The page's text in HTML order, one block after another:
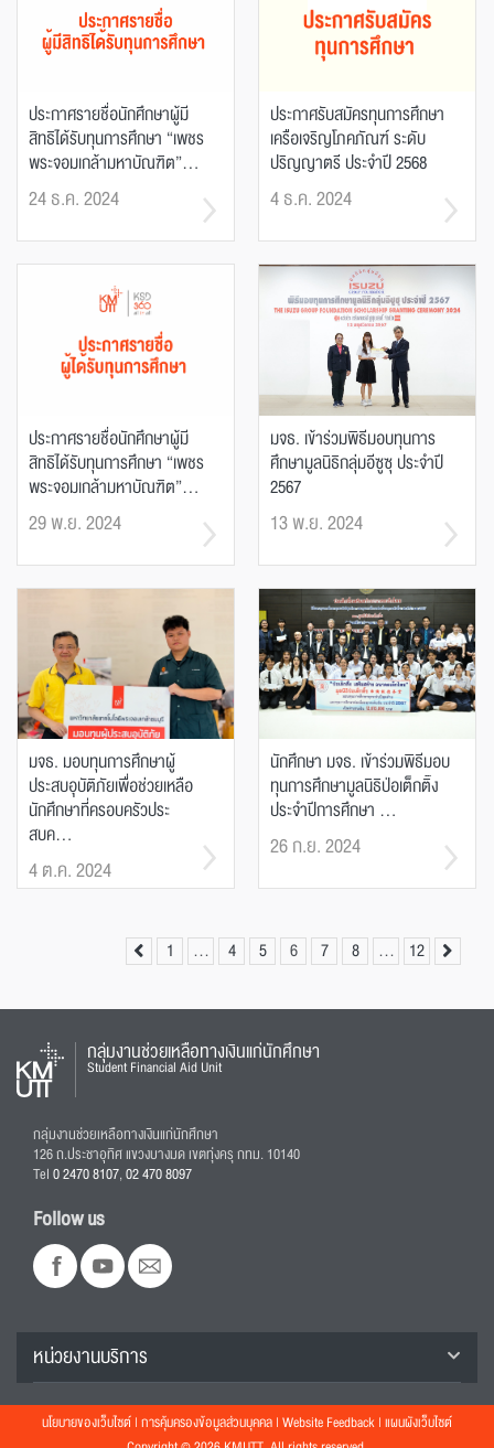
ประกาศรายชื่อนักศึกษาผู้มี
สิทธิได้รับทุนการศึกษา “เพชร
พระจอมเกล้ามหาบัณฑิต”...
24 ธ.ค. 2024
ประกาศรับสมัครทุนการศึกษา
เครือเจริญโภคภัณฑ์ ระดับ
ปริญญาตรี ประจำปี 2568
4 ธ.ค. 2024
ประกาศรายชื่อนักศึกษาผู้มี
สิทธิได้รับทุนการศึกษา “เพชร
พระจอมเกล้ามหาบัณฑิต”...
29 พ.ย. 2024
มจธ. เข้าร่วมพิธีมอบทุนการ
ศึกษามูลนิธิกลุ่มอีซูซุ ประจำปี
2567
13 พ.ย. 2024
มจธ. มอบทุนการศึกษาผู้
ประสบอุบัติภัยเพื่อช่วยเหลือ
นักศึกษาที่ครอบครัวประ
สบค...
4 ต.ค. 2024
นักศึกษา มจธ. เข้าร่วมพิธีมอบ
ทุนการศึกษามูลนิธิป่อเต็กติ๊ง
ประจำปีการศึกษา ...
26 ก.ย. 2024
1 … 4 5 6 7 8 … 12
กลุ่มงานช่วยเหลือทางเงินแก่นักศึกษา
Student Financial Aid Unit
กลุ่มงานช่วยเหลือทางเงินแก่นักศึกษา
126 ถ.ประชาอุทิศ แขวงบางมด เขตทุ่งครุ กทม. 10140
Tel0 2470 8107,02 470 8097
Follow us
หน่วยงานบริการ
นโยบายของเว็บไซต์ | การคุ้มครองข้อมูลส่วนบุคคล | Website Feedback | แผนผังเว็บไซต์